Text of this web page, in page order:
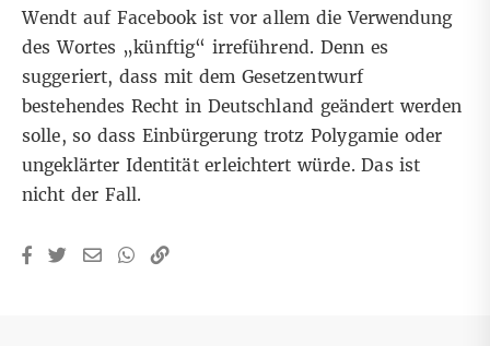
Wendt auf Facebook ist vor allem die Verwendung
des Wortes „künftig“ irreführend. Denn es
suggeriert, dass mit dem Gesetzentwurf
bestehendes Recht in Deutschland geändert werden
solle, so dass Einbürgerung trotz Polygamie oder
ungeklärter Identität erleichtert würde. Das ist
nicht der Fall.